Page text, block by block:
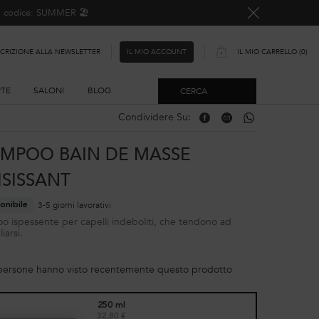
codice: SUMMER 🏖️
ALLA NEWSLETTER IL MIO ACCOUNT IL MIO CARRELLO 0
0 PRODOTTO
SALONI BLOG CERCA
Condividere Su: Condividere Su: Facebook
Condividere Su: Email
Condividere Su:
BAIN DE MASSE
3-5 giorni lavorativi
ispessente per capelli indeboliti, che tendono ad
hanno visto recentemente questo prodotto
250 ml
32,80 €